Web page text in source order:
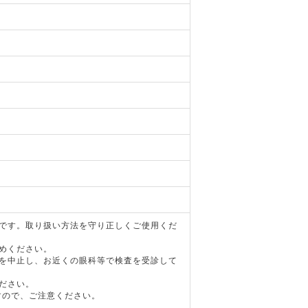
す。取り扱い方法を守り正しくご使用くだ
ください。
中止し、お近くの眼科等で検査を受診して
さい。
で、ご注意ください。